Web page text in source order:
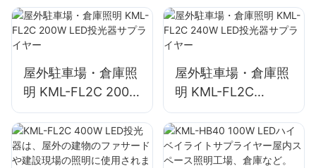
プライヤー
屋外駐車場・倉庫照
明 KML-FL2C 200W
LED投光器サプライ
ヤー
屋外駐車場・倉庫照
明 KML-FL2C
240W LED投光器サ
プライヤー